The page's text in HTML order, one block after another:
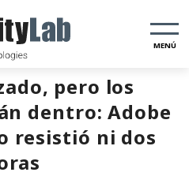
MENÚ
pero los
dentro: Adobe
resistió ni dos